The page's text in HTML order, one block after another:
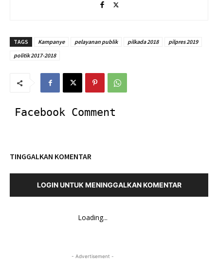
TAGS Kampanye pelayanan publik pilkada 2018
pilpres 2019
politik 2017-2018
Facebook Comment
TINGGALKAN KOMENTAR
LOGIN UNTUK MENINGGALKAN KOMENTAR
Loading...
- Advertisement -